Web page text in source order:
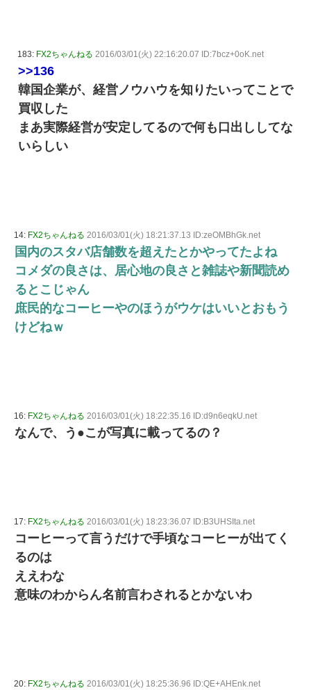
183: FX2ちゃんねる 2016/03/01(火) 22:16:20.07 ID:7bcz+0oK.net
>>136
韓国企業が、経営ノウハウを知りたいってことで
買収した
まあ実際経営が安定してるので何も口出ししてな
いらしい
14: FX2ちゃんねる 2016/03/01(火) 18:21:37.13 ID:zeOMBhGk.net
国内のスタバ店舗数を超えたとかやってたよね
コメダの良さは、居心地の良さと雑誌や新聞読め
るとこじゃん
庶民的なコーヒーやのほうがウケはいいとおもう
けどねｗ
16: FX2ちゃんねる 2016/03/01(火) 18:22:35.16 ID:d9n6eqkU.net
なんで、う●こが写真に載ってるの？
17: FX2ちゃんねる 2016/03/01(火) 18:23:36.07 ID:B3UHSIta.net
コーヒーって言うだけで手頃なコーヒーが出てく
るのは
ええわな
意味のわからん名前言わされるとかないわ
20: FX2ちゃんねる 2016/03/01(火) 18:25:36.96 ID:QE+AHEnk.net